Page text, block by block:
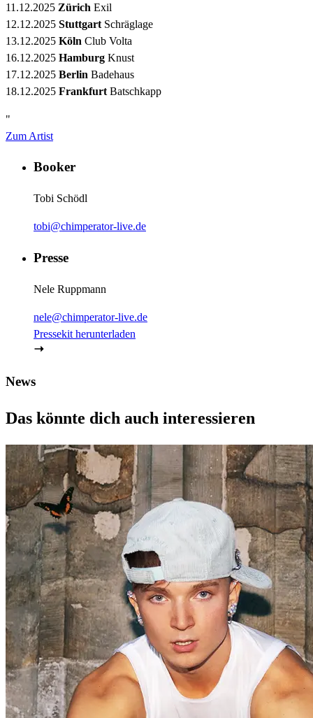
11.12.2025 Zürich Exil
12.12.2025 Stuttgart Schräglage
13.12.2025 Köln Club Volta
16.12.2025 Hamburg Knust
17.12.2025 Berlin Badehaus
18.12.2025 Frankfurt Batschkapp
"
Zum Artist
Booker
Tobi Schödl
tobi@chimperator-live.de
Presse
Nele Ruppmann
nele@chimperator-live.de
Pressekit herunterladen
News
Das könnte dich auch interessieren